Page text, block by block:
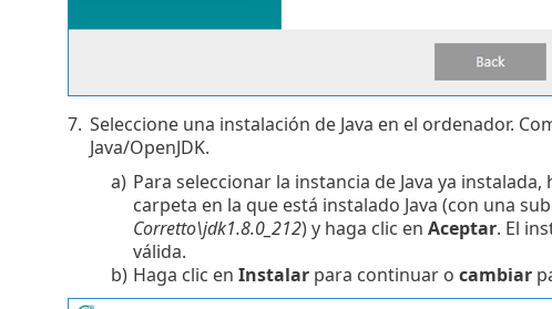
7. Seleccione una instalación de Java en el ordenador.
Java/OpenJDK.
a) Para seleccionar la instancia de Java ya instalada,
carpeta en la que está instalado Java (con una
Corretto\jdk1.8.0_212) y haga clic en Aceptar. El
válida.
b) Haga clic en Instalarpara continuar o cambiar